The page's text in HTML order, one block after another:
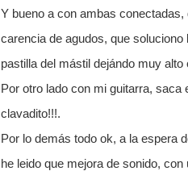
Y bueno a con ambas
carencia de agudos, que
pastilla del mástil dejándo muy alto
Por otro lado con mi guitarra, saca
clavadito!!!.
Por lo demás todo ok, a la espera
he leido que mejora de sonido,